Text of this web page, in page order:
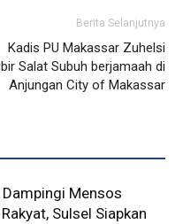
Berita Selanjutnya
Kadis PU Makassar Zuhelsi
Salat Subuh berjamaah di
Anjungan City of Makassar
Mensos
Sulsel Siapkan